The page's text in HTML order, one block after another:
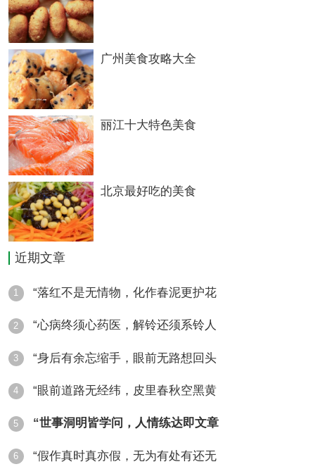
搜集、整理、推出撰写的菜肴就有六百余种，
并有百菜百味地方风味之说，色香味形的美味
佳肴，食后感人至深。可见平遥的饮食文化丰
富多彩，是平遥古城一大“资源”，是平遥古城
文化的一个重要组成部分。葛根粉管理系统
特色小吃：
莜面烤佬佬
油糕
水煎包
山药丸则
广州美食攻略大全
丽江十大特色美食
北京最好吃的美食
近期文章
1 “落红不是无情物，化作春泥更护花
2 “心病终须心药医，解铃还须系铃人
3 “身后有余忘缩手，眼前无路想回头
4 “眼前道路无经纬，皮里春秋空黑黄
5 “世事洞明皆学问，人情练达即文章
6 “假作真时真亦假，无为有处有还无